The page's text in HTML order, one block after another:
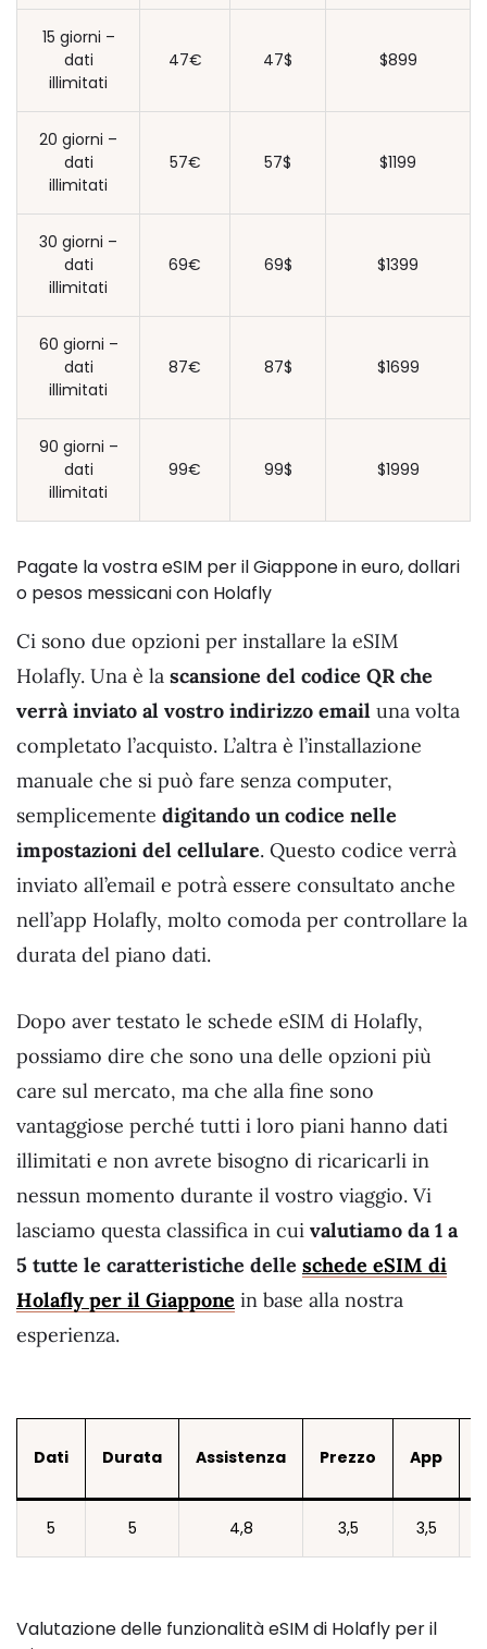
15 giorni –
dati
illimitati
47€ 47$ $899
20 giorni –
dati
illimitati
57€ 57$ $1199
30 giorni –
dati
illimitati
69€ 69$ $1399
60 giorni –
dati
illimitati
87€ 87$ $1699
90 giorni –
dati
illimitati
99€ 99$ $1999
Pagate la vostra eSIM per il Giappone in euro, dollari
o pesos messicani con Holafly
Ci sono due opzioni per installare la eSIM
Holafly. Una è la scansione del codice QR che
verrà inviato al vostro indirizzo email una volta
completato l’acquisto. L’altra è l’installazione
manuale che si può fare senza computer,
semplicemente digitando un codice nelle
impostazioni del cellulare. Questo codice verrà
inviato all’email e potrà essere consultato anche
nell’app Holafly, molto comoda per controllare la
durata del piano dati.
Dopo aver testato le schede eSIM di Holafly,
possiamo dire che sono una delle opzioni più
care sul mercato, ma che alla fine sono
vantaggiose perché tutti i loro piani hanno dati
illimitati e non avrete bisogno di ricaricarli in
nessun momento durante il vostro viaggio. Vi
lasciamo questa classifica in cui valutiamo da 1 a
5 tutte le caratteristiche delle schede eSIM di
Holafly per il Giappone in base alla nostra
esperienza.
Dati Durata Assistenza Prezzo App
5 5 4,8 3,5 3,5
Valutazione delle funzionalità eSIM di Holafly per il